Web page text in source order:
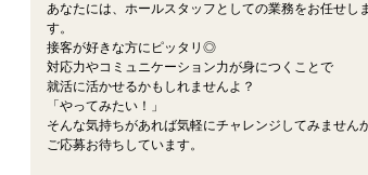
あなたには、ホールスタッフとしての業務をお任せしま
す。
接客が好きな方にピッタリ◎
対応力やコミュニケーション力が身につくことで
就活に活かせるかもしれませんよ？
「やってみたい！」
そんな気持ちがあれば気軽にチャレンジしてみません
ご応募お待ちしています。